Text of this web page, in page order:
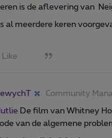
is de aflevering van
al meerdere keren
Like
Community
De film van Whitney
van de algemene